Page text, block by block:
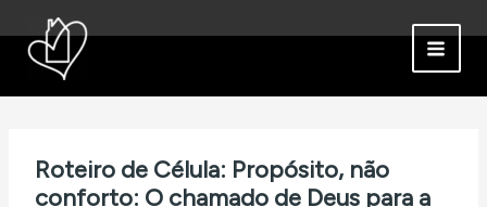
para
conteúdo
Roteiro de Célula: Propósito, não
conforto: O chamado de Deus para a